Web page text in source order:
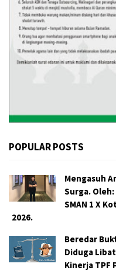
POPULAR POSTS
Mengasuh
Surga. Oleh:
SMAN 1 X
2026.
Beredar
Diduga
Kinerja TPF